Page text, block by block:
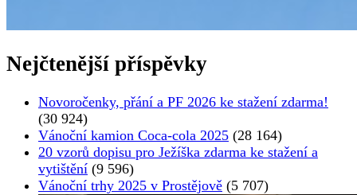
Nejčtenější příspěvky
Novoročenky, přání a PF 2026 ke stažení zdarma!
(30 924)
Vánoční kamion Coca-cola 2025 (28 164)
20 vzorů dopisu pro Ježíška zdarma ke stažení a
vytištění (9 596)
Vánoční trhy 2025 v Prostějově (5 707)